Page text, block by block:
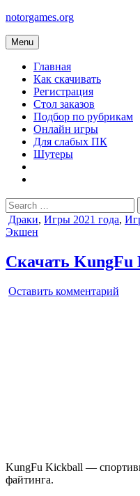
Skip
content
notorgames.org
Menu
Главная
Как скачивать
Регистрация
Стол заказов
Подбор по рубрикам
Онлайн игры
Для слабых ПК
Шутеры
Search
for:
Posted
in
Драки, Игры 2021 года,
Экшен
Скачать KungFu
Оставить комментарий
KungFu Kickball —
файтинга.